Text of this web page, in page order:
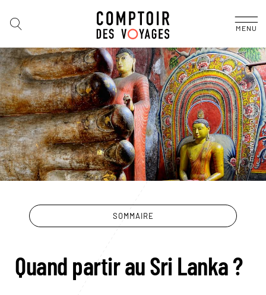
MENU
SOMMAIRE
Quand partir au Sri Lanka ?